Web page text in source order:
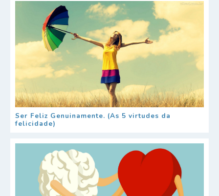
Ser Feliz Genuinamente. (As 5 virtudes da
felicidade)